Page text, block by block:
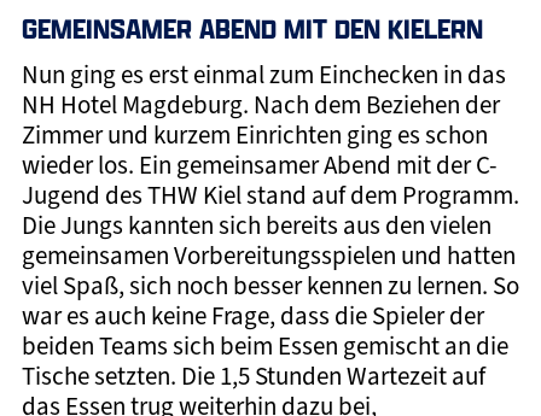
GEMEINSAMER ABEND MIT DEN KIELERN
Nun ging es erst einmal zum Einchecken in das
NH Hotel Magdeburg. Nach dem Beziehen der
Zimmer und kurzem Einrichten ging es schon
wieder los. Ein gemeinsamer Abend mit der C-
Jugend des THW Kiel stand auf dem Programm.
Die Jungs kannten sich bereits aus den vielen
gemeinsamen Vorbereitungsspielen und hatten
viel Spaß, sich noch besser kennen zu lernen. So
war es auch keine Frage, dass die Spieler der
beiden Teams sich beim Essen gemischt an die
Tische setzten. Die 1,5 Stunden Wartezeit auf
das Essen trug weiterhin dazu bei,